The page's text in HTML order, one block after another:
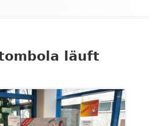
läuft